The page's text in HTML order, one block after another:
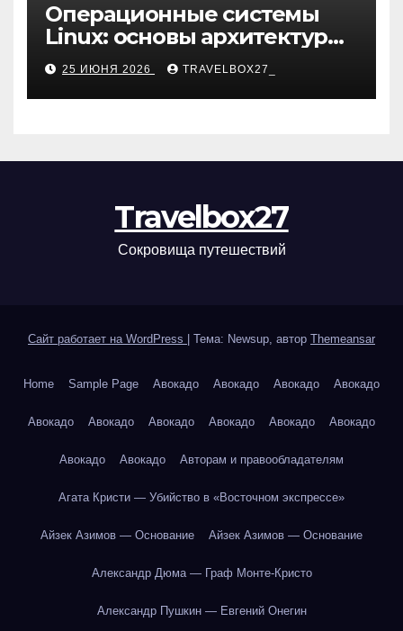
Операционные системы
Linux: основы архитектуры,
компоненты и области
применения
25 ИЮНЯ 2026 TRAVELBOX27_
Travelbox27
Сокровища путешествий
Сайт работает на WordPress Тема: Newsup, автор Themeansar
Home Sample Page Авокадо Авокадо Авокадо Авокадо
Авокадо Авокадо Авокадо Авокадо Авокадо Авокадо
Авокадо Авокадо Авторам и правообладателям
Агата Кристи — Убийство в «Восточном экспрессе»
Айзек Азимов — Основание Айзек Азимов — Основание
Александр Дюма — Граф Монте-Кристо
Александр Пушкин — Евгений Онегин